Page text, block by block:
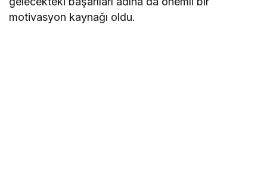
motivasyon kaynağı oldu.